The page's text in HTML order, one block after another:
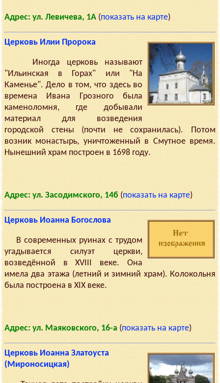
Адрес: ул. Левичева, 1А(показать на карте)
Церковь Илии Пророка
Иногда церковь называют
"Ильинская в Горах" или "На
Каменье". Дело в том, что здесь во
времена Ивана Грозного была
каменоломня, где добывали
материал для возведения
городской стены (почти не сохранилась). Потом
возник монастырь, уничтоженный в Смутное время.
Нынешний храм построен в 1698 году.
Адрес: ул. Засодимского, 14б (показать на карте)
Церковь Иоанна Богослова
В современных руинах с трудом
угадывается силуэт церкви,
возведённой в XVIII веке. Она
имела два этажа (летний и зимний храм). Колокольня
была построена в XIX веке.
Адрес: ул. Маяковского, 16-а (показать на карте)
Церковь Иоанна Златоуста
(Мироносицкая)